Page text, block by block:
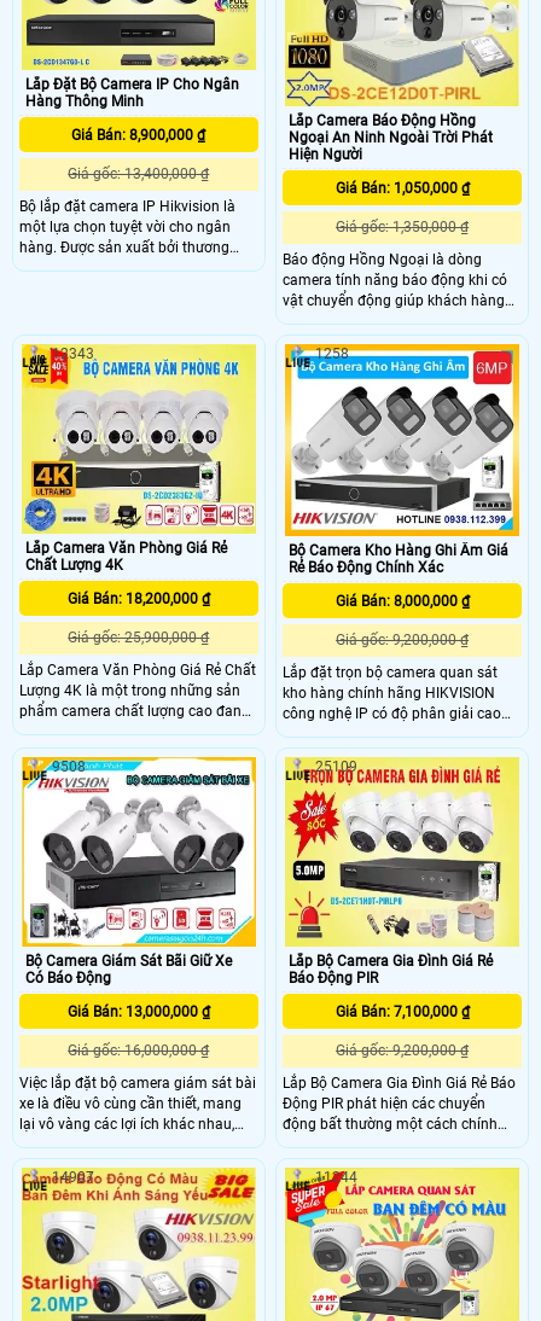
Lắp Đặt Bộ Camera IP Cho Ngân
Hàng Thông Minh
Giá Bán: 8,900,000 ₫
Giá gốc: 13,400,000 ₫
Bộ lắp đặt camera IP Hikvision là
một lựa chọn tuyệt vời cho ngân
hàng. Được sản xuất bởi thương
hiệu Việt chất lượng cao, bộ camera
năng báo động chuyển động hiệu
quả mọi lúc, giúp đảm bảo an ninh
cho ngân hàng
Lắp Camera Báo Động Hồng
Ngoại An Ninh Ngoài Trời Phát
Hiện Người
Giá Bán: 1,050,000 ₫
Giá gốc: 1,350,000 ₫
Báo động Hồng Ngoại là dòng
camera tính năng báo động khi có
vật chuyển động giúp khách hàng
nhằm kịp thời phát hiện các vật xảy
ra tại khu vực mình quan sát ,
camera DS-2CE12D0T-PIRL có độ
phân giải 2.0MP FULL HD chịu mưa
nắng ngoài trời đảm bảo an ninh từ
ngoài vào trong rất phù hợp cho
khách hàng lắp các dòng camera
an ninh ngoài trời , khu phố , ngoài
trời gia đình , kho xưởng , nhà xưởng
, bãi xe
Lắp Camera Văn Phòng Giá Rẻ
Chất Lượng 4K
Giá Bán: 18,200,000 ₫
Giá gốc: 25,900,000 ₫
Lắp Camera Văn Phòng Giá Rẻ Chất
Lượng 4K là một trong những sản
phẩm camera chất lượng cao đang
được nhiều người dùng lựa chọn
hàng đầu với độ phân giải 8.0MP
hình ảnh giám sát cực nét, trang bị
công nghệ phát hiện chuyển động
chống báo động giả, phân biệt được
người và phương tiện dễ dàng, hỗ
trợ khả năng quan sát ban đêm rõ
12343
Bộ Camera Kho Hàng Ghi Âm Giá
Rẻ Báo Động Chính Xác
Giá Bán: 8,000,000 ₫
Giá gốc: 9,200,000 ₫
Lắp đặt trọn bộ camera quan sát
kho hàng chính hãng HIKVISION
công nghệ IP có độ phân giải cao
lên đến 6MP DS-2CD1T63G2-LIUF là
sự lựa chọn hàng đầu cho hệ thống
giám sát an ninh chất lượng cao
mang đến hình ảnh sắc nét và chi
tiết, giúp bạn theo dõi mọi hoạt
động trong kho hàng một cách dễ
dàng.
1258
Bộ Camera Giám Sát Bãi Giữ Xe
Có Báo Động
Giá Bán: 13,000,000 ₫
Giá gốc: 16,000,000 ₫
Việc lắp đặt bộ camera giám sát bài
xe là điều vô cùng cần thiết, mang
lại vô vàng các lợi ích khác nhau,
như bảo vệ an ninh, bảo vệ và giám
sát lượng xe ra vào bãi xe một cách
rõ ràng. Với bộ camera giám sát bãi
xe Hikvision DS-2CD2023G2-IU với
độ phân giải cao lên đến 2MP, có thể
nhìn hồng ngoại vào ban đêm lên
đến 50M,Hỗ trợ Chống báo động giả
bằng cách phân biệt được người, xe
với các yếu tố gây báo động giả
9508
Lắp Bộ Camera Gia Đình Giá Rẻ
Báo Động PIR
Giá Bán: 7,100,000 ₫
Giá gốc: 9,200,000 ₫
Lắp Bộ Camera Gia Đình Giá Rẻ Báo
Động PIR phát hiện các chuyển
động bất thường một cách chính
xác, camera với cảm biến CMOS độ
phân giải 5.0MP, hồng ngoại EXIR
20M cung cấp hình ảnh giám sát vô
cùng chất lượng giúp bảo vệ an
toàn cho gia đình bạn một cách tốt
nhất
25109
14907 11244